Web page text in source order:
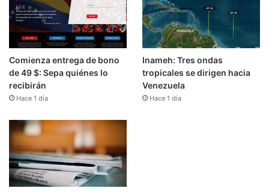
Comienza entrega de bono
de 49 $: Sepa quiénes lo
recibirán
Hace 1 día
Inameh: Tres ondas
tropicales se dirigen hacia
Venezuela
Hace 1 día